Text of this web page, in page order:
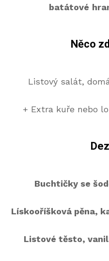
batátové
Něco
Listový salát,
+ Extra kuře nebo
Buchtičky se
Lískooříšková pěna,
Listové těsto,